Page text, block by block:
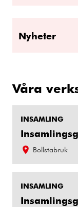
Nyheter
Våra
INSAMLING
Bollstabruk
INSAMLING